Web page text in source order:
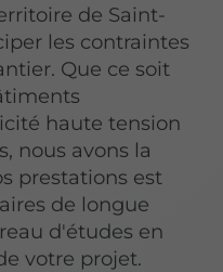
de Saint-
les contraintes
Que ce soit
haute tension
nous avons la
prestations est
de longue
d'études en
votre projet.